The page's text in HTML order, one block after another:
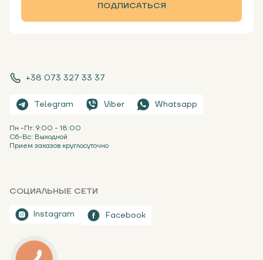
+38 073 327 33 37
Telegram Viber Whatsapp
Пн -Пт: 9:00 - 18:00
Сб-Вс: Выходной
Прием заказов круглосуточно
СОЦИАЛЬНЫЕ СЕТИ
Instagram Facebook
ПОДПИСАТЬСЯ